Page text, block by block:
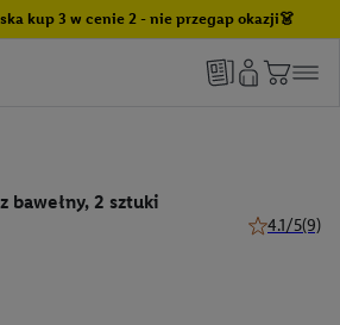
kup 3 w cenie 2 - nie przegap okazji👗
bawełny, 2 sztuki
4.1/5(9)